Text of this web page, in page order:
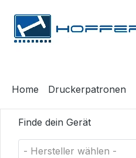
Hauptinhalt springen
Zur Suche springen
Zur Hauptnavigation
Home Druckerpatronen
Finde dein Gerät
- Hersteller wählen -